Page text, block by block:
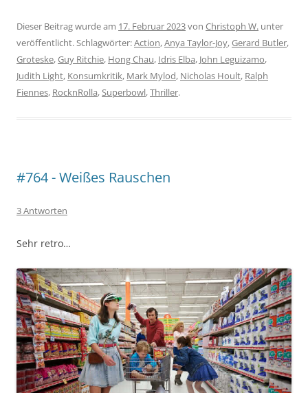
Dieser Beitrag wurde am 17. Februar 2023von Christoph W. unter
veröffentlicht. Schlagwörter:Action,Anya Taylor-Joy,Gerard Butler,
Groteske,Guy Ritchie, Hong Chau, Idris Elba, John Leguizamo,
Judith Light, Konsumkritik, Mark Mylod, Nicholas Hoult, Ralph
Fiennes, RocknRolla,Superbowl,Thriller.
#764 - Weißes Rauschen
3 Antworten
Sehr retro…